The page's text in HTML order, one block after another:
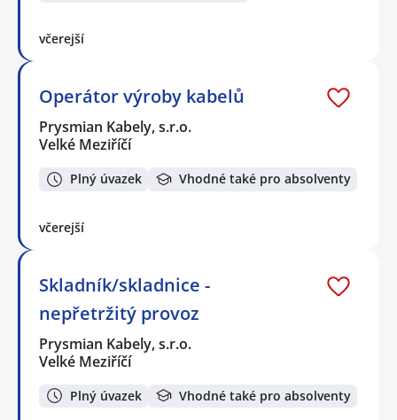
včerejší
Operátor výroby kabelů
Prysmian Kabely, s.r.o.
Velké Meziříčí
Plný úvazek Vhodné také pro absolventy
včerejší
Skladník/skladnice -
nepřetržitý provoz
Prysmian Kabely, s.r.o.
Velké Meziříčí
Plný úvazek Vhodné také pro absolventy